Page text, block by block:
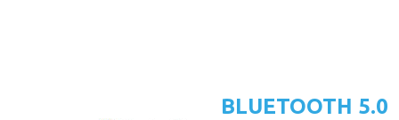
BLUETOOTH 5.0